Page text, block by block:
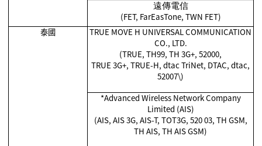
遠傳電信
(FET, FarEasTone, TWN FET)
泰國
TRUE MOVE H UNIVERSAL COMMUNICATION
CO., LTD.
(TRUE, TH99, TH 3G+, 52000,
TRUE 3G+, TRUE-H, dtac TriNet, DTAC, dtac,
52007\)
*Advanced Wireless Network Company
Limited (AIS)
(AIS, AIS 3G, AIS-T, TOT3G, 520 03, TH GSM,
TH AIS, TH AIS GSM)